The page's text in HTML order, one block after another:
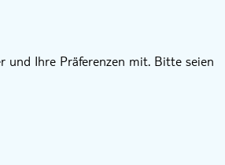
und Ihre Präferenzen mit. Bitte seien